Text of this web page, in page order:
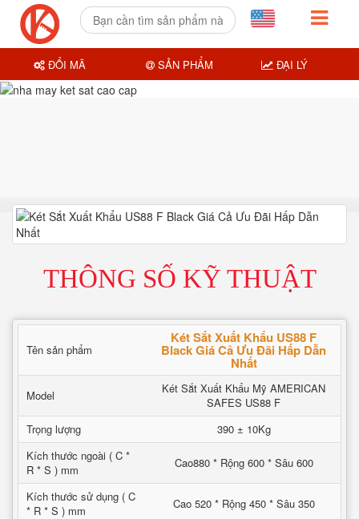
THÔNG SỐ KỸ THUẬT
Tên sản phẩm
Két Sắt Xuất Khẩu US88 F
Black Giá Cả Ưu Đãi Hấp Dẫn
Nhất
Model
Két Sắt Xuất Khẩu Mỹ AMERICAN
SAFES US88 F
Trọng lượng
390 ± 10Kg
Kích thước ngoài ( C *
R * S ) mm
Cao880 * Rộng 600 * Sâu 600
Kích thước sử dụng ( C
* R * S ) mm
Cao 520 * Rộng 450 * Sâu 350
ĐỔI MÃ SẢN PHẨM ĐẠI LÝ